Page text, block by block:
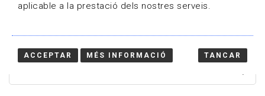
aplicable a la prestació dels nostres serveis.
ACCEPTAR MÉS INFORMACIÓ TANCAR